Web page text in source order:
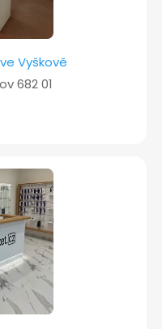
Vyškově
682 01